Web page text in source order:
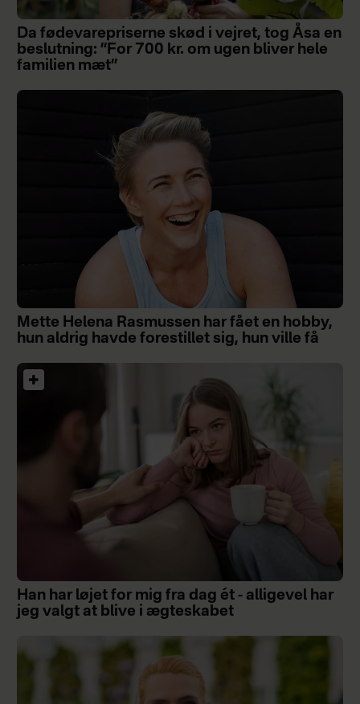
Da fødevarepriserne skød i vejret, tog Åsa en
beslutning: ”For 700 kr. om ugen bliver hele
familien mæt”
Mette Helena Rasmussen har fået en hobby,
hun aldrig havde forestillet sig, hun ville få
Han har løjet for mig fra dag ét - alligevel har
jeg valgt at blive i ægteskabet